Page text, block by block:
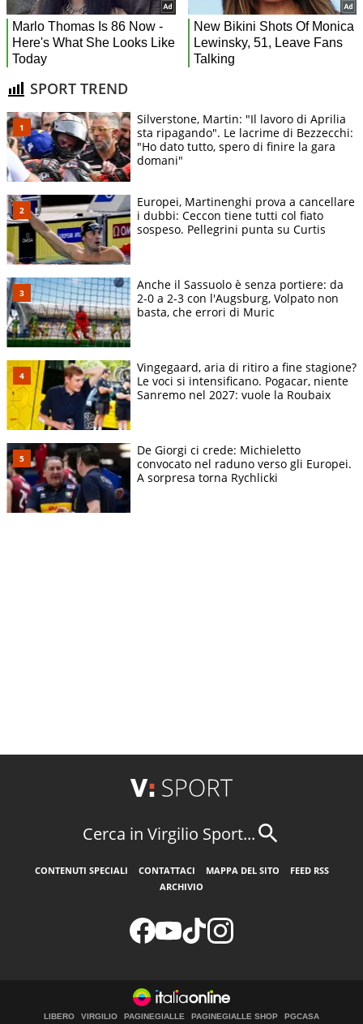
SPORT TREND
Silverstone, Martin: "Il lavoro di Aprilia
sta ripagando". Le lacrime di Bezzecchi:
"Ho dato tutto, spero di finire la gara
domani"
Europei, Martinenghi prova a cancellare
i dubbi: Ceccon tiene tutti col fiato
sospeso. Pellegrini punta su Curtis
Anche il Sassuolo è senza portiere: da
2-0 a 2-3 con l'Augsburg, Volpato non
basta, che errori di Muric
Vingegaard, aria di ritiro a fine stagione?
Le voci si intensificano. Pogacar, niente
Sanremo nel 2027: vuole la Roubaix
De Giorgi ci crede: Michieletto
convocato nel raduno verso gli Europei.
A sorpresa torna Rychlicki
Cerca in Virgilio Sport...
CONTENUTI SPECIALI CONTATTACI MAPPA DEL SITO
FEED RSS
ARCHIVIO
LIBERO VIRGILIO PAGINEGIALLE PAGINEGIALLE SHOP PGCASA